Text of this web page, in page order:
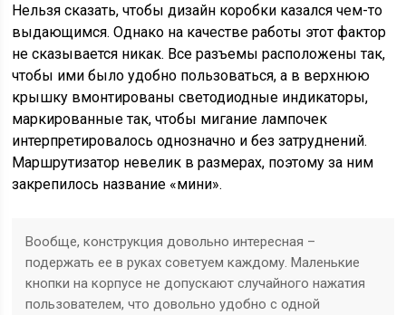
Нельзя сказать, чтобы дизайн коробки казался чем-то
выдающимся. Однако на качестве работы этот фактор
не сказывается никак. Все разъемы расположены так,
чтобы ими было удобно пользоваться, а в верхнюю
крышку вмонтированы светодиодные индикаторы,
маркированные так, чтобы мигание лампочек
интерпретировалось однозначно и без затруднений.
Маршрутизатор невелик в размерах, поэтому за ним
закрепилось название «мини».
Вообще, конструкция довольно интересная –
подержать ее в руках советуем каждому. Маленькие
кнопки на корпусе не допускают случайного нажатия
пользователем, что довольно удобно с одной